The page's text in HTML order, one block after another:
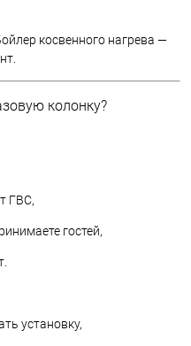
косвенного нагрева —
колонку?
ГВС,
гостей,
установку,